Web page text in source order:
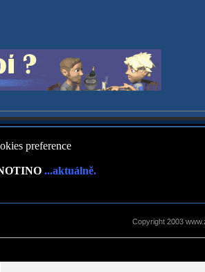
preference
...aktuálně.
Copyright 2003